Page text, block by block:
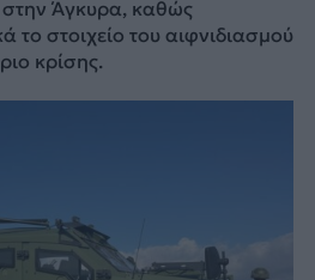
Άγκυρα, καθώς
το στοιχείο του αιφνιδιασμού
κρίσης.